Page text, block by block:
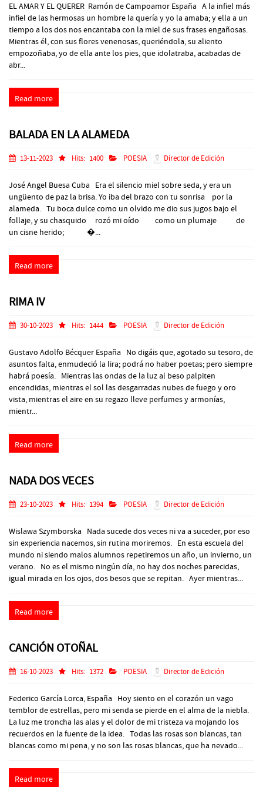
EL AMAR Y EL QUERER Ramón de Campoamor España A la infiel más
infiel de las hermosas un hombre la quería y yo la amaba; y ella a un
tiempo a los dos nos encantaba con la miel de sus frases engañosas.
Mientras él, con sus flores venenosas, queriéndola, su aliento
empozoñaba, yo de ella ante los pies, que idolatraba, acabadas de
abr...
Read more
BALADA EN LA ALAMEDA
13-11-2023 Hits: 1400 POESIA Director de Edición
José Angel Buesa Cuba Era el silencio miel sobre seda, y era un
ungüento de paz la brisa. Yo iba del brazo con tu sonrisa por la
alameda. Tu boca dulce como un olvido me dio sus jugos bajo el
follaje, y su chasquido rozó mi oído como un plumaje de
un cisne herido; �...
Read more
RIMA IV
30-10-2023 Hits: 1444 POESIA Director de Edición
Gustavo Adolfo Bécquer España No digáis que, agotado su tesoro, de
asuntos falta, enmudeció la lira; podrá no haber poetas; pero siempre
habrá poesía. Mientras las ondas de la luz al beso palpiten
encendidas, mientras el sol las desgarradas nubes de fuego y oro
vista, mientras el aire en su regazo lleve perfumes y armonías,
mientr...
Read more
NADA DOS VECES
23-10-2023 Hits: 1394 POESIA Director de Edición
Wislawa Szymborska Nada sucede dos veces ni va a suceder, por eso
sin experiencia nacemos, sin rutina moriremos. En esta escuela del
mundo ni siendo malos alumnos repetiremos un año, un invierno, un
verano. No es el mismo ningún día, no hay dos noches parecidas,
igual mirada en los ojos, dos besos que se repitan. Ayer mientras...
Read more
CANCIÓN OTOÑAL
16-10-2023 Hits: 1372 POESIA Director de Edición
Federico García Lorca, España Hoy siento en el corazón un vago
temblor de estrellas, pero mi senda se pierde en el alma de la niebla.
La luz me troncha las alas y el dolor de mi tristeza va mojando los
recuerdos en la fuente de la idea. Todas las rosas son blancas, tan
blancas como mi pena, y no son las rosas blancas, que ha nevado...
Read more